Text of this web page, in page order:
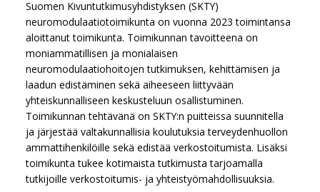
Suomen Kivuntutkimusyhdistyksen (SKTY)
neuromodulaatiotoimikunta on vuonna 2023 toimintansa
aloittanut toimikunta. Toimikunnan tavoitteena on
moniammatillisen ja monialaisen
neuromodulaatiohoitojen tutkimuksen, kehittämisen ja
laadun edistäminen sekä aiheeseen liittyvään
yhteiskunnalliseen keskusteluun osallistuminen.
Toimikunnan tehtävänä on SKTY:n puitteissa suunnitella
ja järjestää valtakunnallisia koulutuksia terveydenhuollon
ammattihenkilöille sekä edistää verkostoitumista. Lisäksi
toimikunta tukee kotimaista tutkimusta tarjoamalla
tutkijoille verkostoitumis- ja yhteistyömahdollisuuksia.